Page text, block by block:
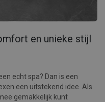
en unieke stijl
echt spa? Dan is een
een uitstekend idee. Als
gemakkelijk kunt